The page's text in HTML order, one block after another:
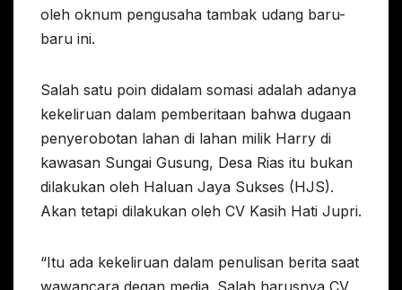
oleh oknum pengusaha tambak udang baru-
baru ini.
Salah satu poin didalam somasi adalah adanya
kekeliruan dalam pemberitaan bahwa dugaan
penyerobotan lahan di lahan milik Harry di
kawasan Sungai Gusung, Desa Rias itu bukan
dilakukan oleh Haluan Jaya Sukses (HJS).
Akan tetapi dilakukan oleh CV Kasih Hati Jupri.
“Itu ada kekeliruan dalam penulisan berita saat
wawancara degan media. Salah harusnya CV